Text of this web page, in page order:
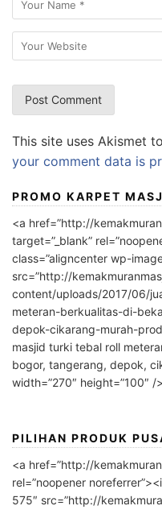
This site uses Akismet
your comment data is
PROMO KARPET
<a href=”http://
target=”_blank”
class=”aligncenter wp-
src=”http://
content/uploads/2017/06/
meteran-berkualitas-di-
depok-cikarang-murah-
masjid turki tebal roll
bogor, tangerang, depok,
width=”270″ height=”100″ /
PILIHAN PRODUK
<a href=”http://
rel=”noopener
575″ src=”http://